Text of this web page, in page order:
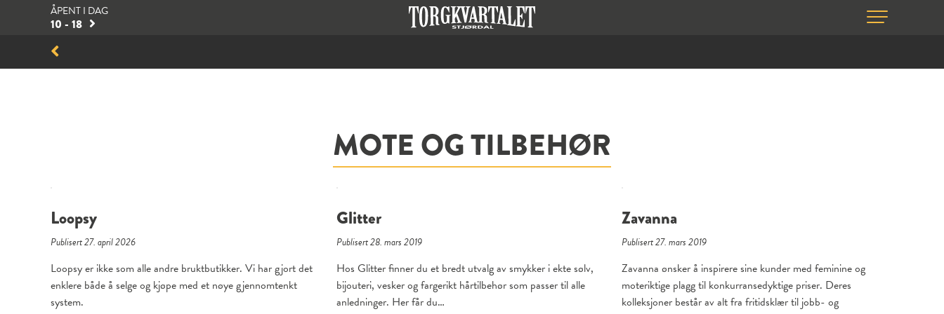
ÅPENT I DAG
10 - 18
MOTE OG TILBEHØR
Loopsy
Publisert 27. april 2026
Loopsy er ikke som alle andre bruktbutikker. Vi har gjort det
enklere både å selge og kjøpe med et nøye gjennomtenkt
system.
Glitter
Publisert 28. mars 2019
Hos Glitter finner du et bredt utvalg av smykker i ekte sølv,
bijouteri, vesker og fargerikt hårtilbehør som passer til alle
anledninger. Her får du…
Zavanna
Publisert 27. mars 2019
Zavanna ønsker å inspirere sine kunder med feminine og
moteriktige plagg til konkurransedyktige priser. Deres
kolleksjoner består av alt fra fritidsklær til jobb- og